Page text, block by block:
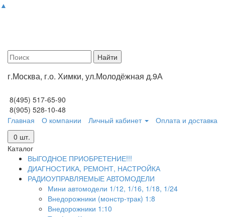
▲
г.Москва, г.о. Химки, ул.Молодёжная д.9А
8(495) 517-65-90
8(905) 528-10-48
Главная
О компании Личный кабинет Оплата и доставка
0 шт.
Каталог
ВЫГОДНОЕ ПРИОБРЕТЕНИЕ!!!
ДИАГНОСТИКА, РЕМОНТ, НАСТРОЙКА
РАДИОУПРАВЛЯЕМЫЕ АВТОМОДЕЛИ
Мини автомодели 1/12, 1/16, 1/18, 1/24
Внедорожники (монстр-трак) 1:8
Внедорожники 1:10